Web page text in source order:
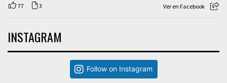
77 3 Ver en Facebook
INSTAGRAM
Follow on Instagram